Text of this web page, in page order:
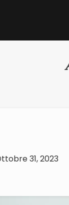
31, 2023